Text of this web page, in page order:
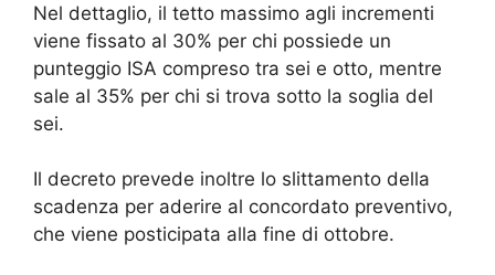
Nel dettaglio, il tetto massimo agli incrementi
viene fissato al 30% per chi possiede un
punteggio ISA compreso tra sei e otto, mentre
sale al 35% per chi si trova sotto la soglia del
sei.
Il decreto prevede inoltre lo slittamento della
scadenza per aderire al concordato preventivo,
che viene posticipata alla fine di ottobre.